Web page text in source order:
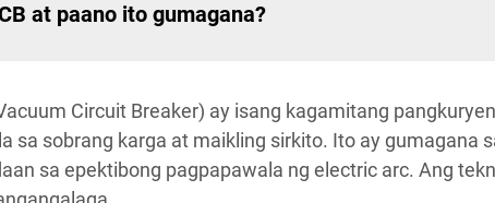
at paano ito gumagana?
Circuit Breaker) ay isang kagamitang
sa sobrang karga at maikling sirkito. Ito ay gumagana
sa epektibong pagpapawala ng electric arc. Ang